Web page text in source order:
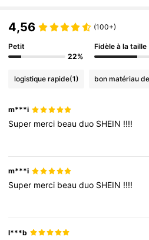
4,56 (100+)
Petit
22%
Fidèle à la taille
logistique rapide(1) bon matériau
m***i
Super merci beauduo SHEIN !!!!
m***i
Super merci beauduo SHEIN !!!!
l***b